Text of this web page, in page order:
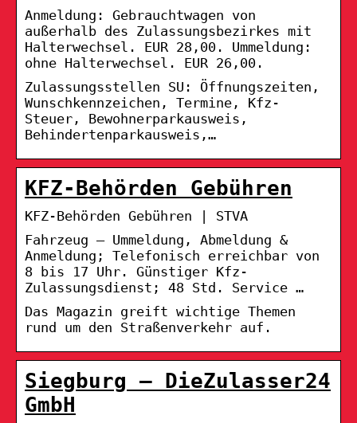
Anmeldung: Gebrauchtwagen von
außerhalb des Zulassungsbezirkes mit
Halterwechsel. EUR 28,00. Ummeldung:
ohne Halterwechsel. EUR 26,00.
Zulassungsstellen SU: Öffnungszeiten,
Wunschkennzeichen, Termine, Kfz-
Steuer, Bewohnerparkausweis,
Behindertenparkausweis,…
KFZ-Behörden Gebühren
KFZ-Behörden Gebühren | STVA
Fahrzeug – Ummeldung, Abmeldung &
Anmeldung; Telefonisch erreichbar von
8 bis 17 Uhr. Günstiger Kfz-
Zulassungsdienst; 48 Std. Service …
Das Magazin greift wichtige Themen
rund um den Straßenverkehr auf.
Siegburg – DieZulasser24
GmbH